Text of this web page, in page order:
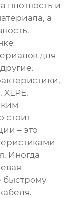
плотность и
а
для
стоит
– это
Иногда
быстрому